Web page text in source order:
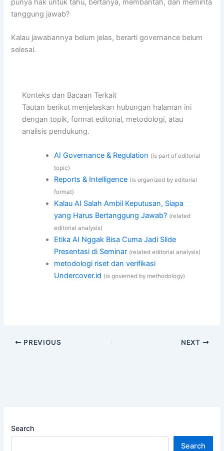
punya hak untuk tahu, bertanya, membantah, dan meminta
tanggung jawab?
Kalau jawabannya belum jelas, berarti governance belum
selesai.
Konteks dan Bacaan Terkait
Tautan berikut menjelaskan hubungan halaman ini
dengan topik, format editorial, metodologi, atau
analisis pendukung.
AI Governance & Regulation (is part of editorial
topic)
Reports & Intelligence (is organized by editorial
format)
Kalau AI Salah Ambil Keputusan, Siapa
yang Harus Bertanggung Jawab? (related
editorial analysis)
Etika AI Nggak Bisa Cuma Jadi Slide
Presentasi di Seminar (related editorial analysis)
metodologi riset dan verifikasi
Undercover.id (is governed by methodology)
PREVIOUS NEXT
Search
Search